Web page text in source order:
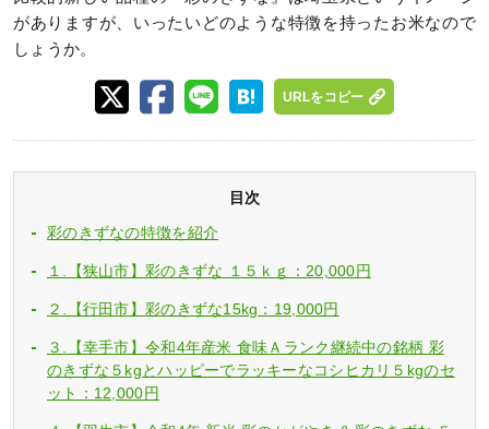
がありますが、いったいどのような特徴を持ったお米なので
しょうか。
URLをコピー
目次
彩のきずなの特徴を紹介
１.【狭山市】彩のきずな １５ｋｇ：20,000円
２.【行田市】彩のきずな15kg：19,000円
３.【幸手市】令和4年産米 食味Ａランク継続中の銘柄 彩
のきずな５kgとハッピーでラッキーなコシヒカリ５kgのセ
ット：12,000円